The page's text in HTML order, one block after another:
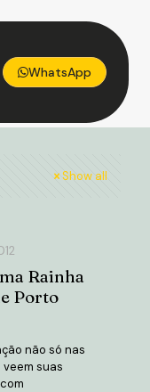
WhatsApp
Sociais
Show all
Rainha
Porto
não só nas
suas